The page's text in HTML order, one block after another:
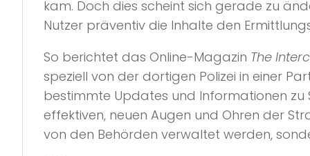
kam. Doch dies scheint sich gerade zu
Nutzer präventiv die Inhalte den
So berichtet das Online-Magazin The
speziell von der dortigen Polizei in einer
bestimmte Updates und Informationen
effektiven, neuen Augen und Ohren der
von den Behörden verwaltet werden,